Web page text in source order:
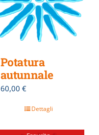
Potatura
autunnale
60,00 €
Dettagli